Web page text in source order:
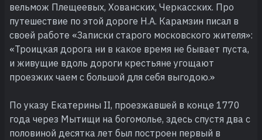
вельмож Плещеевых, Хованских, Черкасских. Про
путешествие по этой дороге Н.А. Карамзин писал в
своей работе «Записки старого московского жителя»:
«Троицкая дорога ни в какое время не бывает пуста,
и живущие вдоль дороги крестьяне угощают
проезжих чаем с большой для себя выгодою.»
По указу Екатерины II, проезжавшей в конце 1770
года через Мытищи на богомолье, здесь спустя два с
половиной десятка лет был построен первый в